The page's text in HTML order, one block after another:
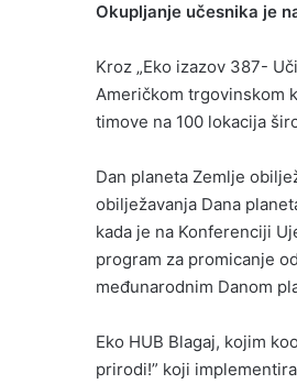
Okupljanje učesnika je
Kroz „Eko izazov 387-
Američkom trgovinskom
timove na 100 lokacija
Dan planeta Zemlje
obilježavanja Dana
kada je na Konferenciji
program za promicanje
međunarodnim Danom
Eko HUB Blagaj, kojim
prirodi!” koji